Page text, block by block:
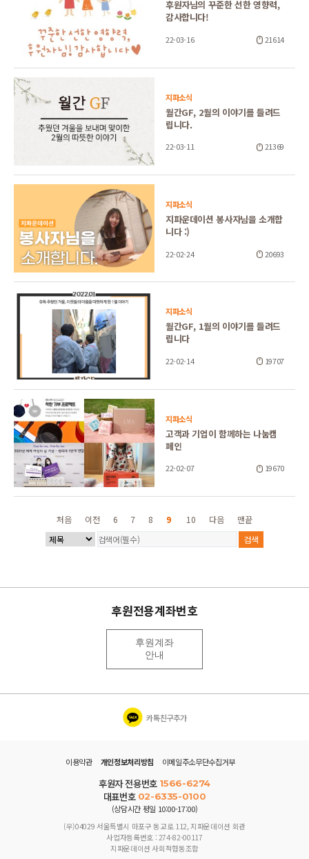
후원자님의 꾸준한 선한 영향력,
감사합니다!
22-03-16 21614
지파소식
월간GF, 2월의 이야기를 들려드
립니다.
22-03-11 21369
지파소식
지파운데이션 봉사자님을 소개합
니다 :)
22-02-24 20693
지파소식
월간GF, 1월의 이야기를 들려드
립니다
22-02-14 19707
지파소식
고객과 기업이 함께하는 나눔캠
페인
22-02-07 19670
처음 이전 6 7 8 9 10 다음 맨끝
후원전용계좌번호
후원계좌
안내
카톡친구추가
이용약관 개인정보처리방침 이메일주소무단수집거부
후원자 전용번호 1566-6274
대표번호 02-6335-0100
(상담시간 평일 10:00-17:00)
(우)04029 서울특별시 마포구 동교로 112, 지파운데이션 회관
사업자등록번호 : 274-82-00117
지파운데이션 사회적협동조합